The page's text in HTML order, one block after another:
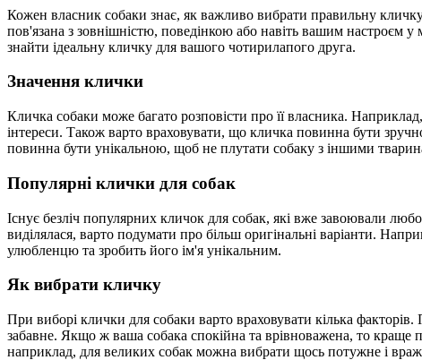
Кожен власник собаки знає, як важливо вибрати правильну
пов'язана з зовнішністю, поведінкою або навіть вашим
знайти ідеальну кличку для вашого чотирилапого друга.
Значення клички
Кличка собаки може багато розповісти про її власника.
інтереси. Також варто враховувати, що кличка повинна бути
повинна бути унікальною, щоб не плутати собаку з іншими
Популярні клички для собак
Існує безліч популярних кличок для собак, які вже завоювали
виділялася, варто подумати про більш оригінальні варіанти.
улюбленцю та зробить його ім'я унікальним.
Як вибрати кличку
При виборі клички для собаки варто враховувати кілька
забавне. Якщо ж ваша собака спокійна та врівноважена, то краще
наприклад, для великих собак можна вибрати щось потужне і